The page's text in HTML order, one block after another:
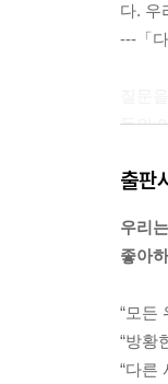
다. 우
---「
들의
---「
“지
물감
때 마
지
출판
우리
좋아
“모든
“방황
“다른